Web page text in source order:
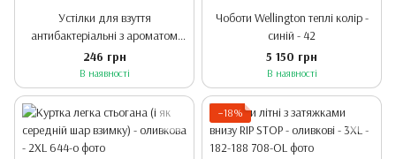
Устілки для взуття
антибактеріальні з ароматом
кави, Карпати (оливковий колір)
- оливковий - 33
246 грн
В наявності
Чоботи Wellington теплі колір -
синій - 42
5 150 грн
В наявності
−18%